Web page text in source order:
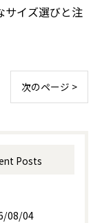
サイズ選びと注
次のページ >
Posts
08/04